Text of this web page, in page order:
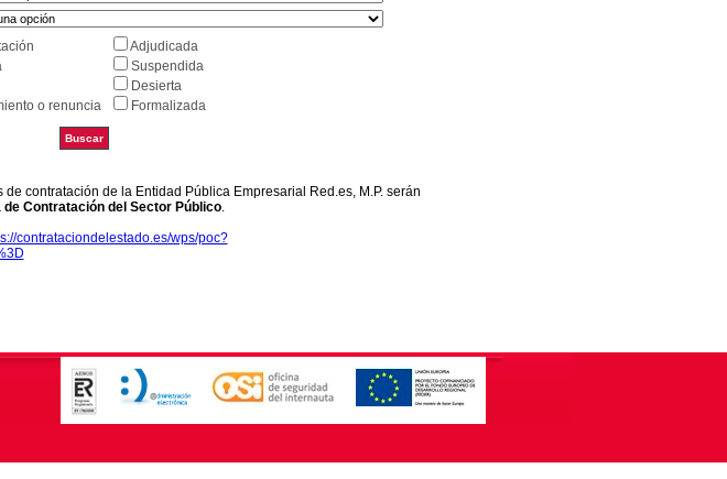
Adjudicada
Suspendida
Desierta
o renuncia
Formalizada
contratación de la Entidad Pública Empresarial Red.es, M.P. serán
Contratación del Sector Público.
contrataciondelestado.es/wps/poc?